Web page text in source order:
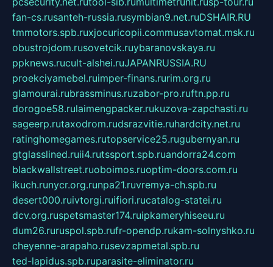
fan-cs.rusanteh-russia.rusymbian9.net.ruDSHAIR.RU
tmmotors.spb.ruxjocuricopii.commusavtomat.msk.ru
obustrojdom.rusovetcik.ruybaranovskaya.ru
ppknews.rucult-alshei.ruJAPANRUSSIA.RU
proekciyamebel.ruimper-finans.rurim.org.ru
glamourai.rubrassminus.ruzabor-pro.ruftn.pp.ru
dorogoe58.rulaimengpacker.rukuzova-zapchasti.ru
sageerp.rutaxodrom.rudsrazvitie.ruhardcity.net.ru
ratinghomegames.rutopservice25.rugubernyan.ru
gtglasslined.ruii4.rutssport.spb.ruandorra24.com
blackwallstreet.ruoboimos.ruoptim-doors.com.ru
ikuch.runycr.org.runpa21.ruvremya-ch.spb.ru
desert000.ruivtorgi.ruifiori.rucatalog-statei.ru
dcv.org.ruspetsmaster174.ruipkameryhiseeu.ru
dum26.ruruspol.spb.rufr-opendp.rukam-solnyshko.ru
cheyenne-arapaho.rusevzapmetal.spb.ru
ted-lapidus.spb.ruparasite-eliminator.ru